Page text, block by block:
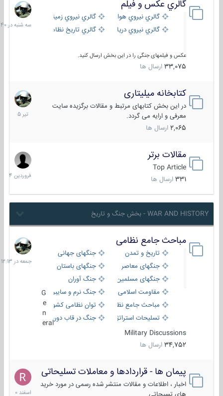
گالري عكس و فيلم
گالري نيروي هوايي
گالري نيروي زميني
گالري نيروي دريايي
گالري تاریخ نظامی
عکس و فیلمهای جنگی را در این بخش ارسال کنید.
33,075 ارسال ها
سه
شنبه
در
کتابخانه میلیتاری
در این بخش کتابهای مرتبط و مقالات برگزیده سایت
معرفی و ارایه می گردد.
2,065 ارسال ها
16
تیر
1405
مقالات برتر
Top Article
331 ارسال ها
29
فروردین
1404
WAR AND HISTORY - بخش جنگ و تاریخ
مباحث جامع نظامی
تاریخ و تمدن
جنگهای جهانی
جنگهای معاصر
جنگهای باستان
جنگهای مسلمین
جنگ آوران
مقاومت اسلامی
جنگ نرم و سایبری
مباحث جامع نظامی
توان نظامی کشورها
تسلیحات استراتژیک
جنگ در قاب دوربین
eral
Military Discussions
34,752 ارسال ها
جمعه
در
12:13
پیمان ها - قراردادها و معاملات تسلیحاتی
اخبار ، اطلاعات و مقالات منتشر شده رسمی در مورد خرید
7
اسفند
1400